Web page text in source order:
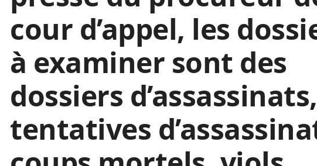
cour d’appel, les
à examiner sont des
dossiers d’assassinats,
tentatives